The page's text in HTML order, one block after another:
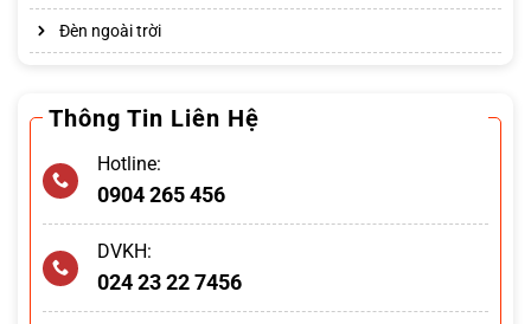
Đèn ngoài trời
Thông Tin Liên Hệ
Hotline:
0904 265 456
DVKH:
024 23 22 7456